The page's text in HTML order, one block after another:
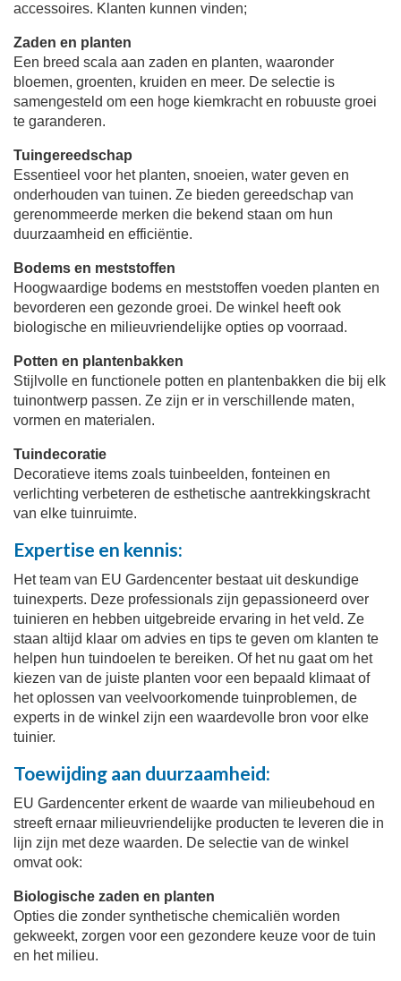
accessoires. Klanten kunnen vinden;
Zaden en planten
Een breed scala aan zaden en planten, waaronder
bloemen, groenten, kruiden en meer. De selectie is
samengesteld om een ​​hoge kiemkracht en robuuste groei
te garanderen.
Tuingereedschap
Essentieel voor het planten, snoeien, water geven en
onderhouden van tuinen. Ze bieden gereedschap van
gerenommeerde merken die bekend staan ​​om hun
duurzaamheid en efficiëntie.
Bodems en meststoffen
Hoogwaardige bodems en meststoffen voeden planten en
bevorderen een gezonde groei. De winkel heeft ook
biologische en milieuvriendelijke opties op voorraad.
Potten en plantenbakken
Stijlvolle en functionele potten en plantenbakken die bij elk
tuinontwerp passen. Ze zijn er in verschillende maten,
vormen en materialen.
Tuindecoratie
Decoratieve items zoals tuinbeelden, fonteinen en
verlichting verbeteren de esthetische aantrekkingskracht
van elke tuinruimte.
Expertise en kennis:
Het team van EU Gardencenter bestaat uit deskundige
tuinexperts. Deze professionals zijn gepassioneerd over
tuinieren en hebben uitgebreide ervaring in het veld. Ze
staan ​​altijd klaar om advies en tips te geven om klanten te
helpen hun tuindoelen te bereiken. Of het nu gaat om het
kiezen van de juiste planten voor een bepaald klimaat of
het oplossen van veelvoorkomende tuinproblemen, de
experts in de winkel zijn een waardevolle bron voor elke
tuinier.
Toewijding aan duurzaamheid:
EU Gardencenter erkent de waarde van milieubehoud en
streeft ernaar milieuvriendelijke producten te leveren die in
lijn zijn met deze waarden. De selectie van de winkel
omvat ook:
Biologische zaden en planten
Opties die zonder synthetische chemicaliën worden
gekweekt, zorgen voor een gezondere keuze voor de tuin
en het milieu.